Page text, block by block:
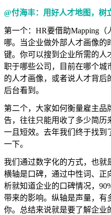
@付海丰：用好人才地图，树
第一个：HR要借助Mapping
哪。当企业做外部人才画像的
键。你可以搜到企业所需的人
职于哪些公司，目前在哪个
的人才画像，或者说人才背后
后台看到。
第二个，大家如何衡量雇主品
告，往往只能用收了多少简
一且短效。去年我们终于找到
一下。
我们通过数字化的方式，也就
横轴是口碑，通过中性词、正
析就知道企业的口碑情况，
带来的影响。纵轴是声量，有
你。总结来说就是要了解企业